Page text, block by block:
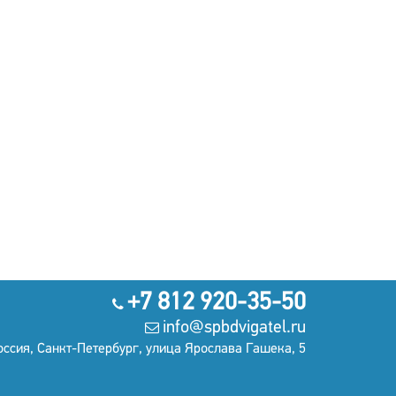
+7 812 920-35-50
info@spbdvigatel.ru
Санкт-Петербург, улица Ярослава Гашека, 5